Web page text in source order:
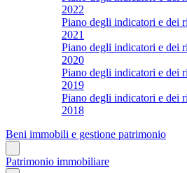
2022
Piano degli indicatori e dei
2021
Piano degli indicatori e dei
2020
Piano degli indicatori e dei
2019
Piano degli indicatori e dei
2018
Beni immobili e gestione patrimonio
Patrimonio immobiliare